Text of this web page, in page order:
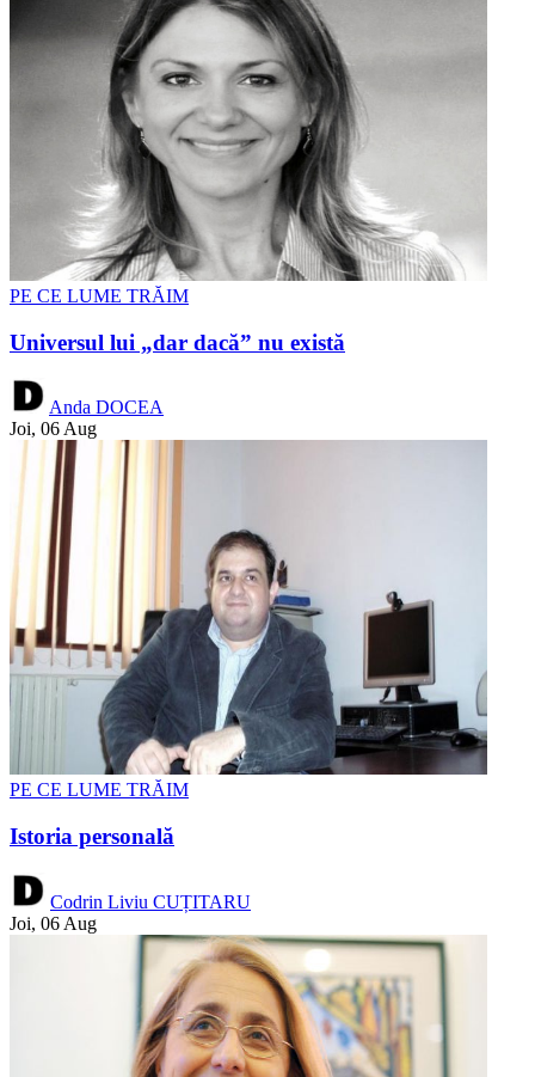
PE CE LUME TRĂIM
Universul lui „dar dacă” nu există
Anda DOCEA
Joi, 06 Aug
PE CE LUME TRĂIM
Istoria personală
Codrin Liviu CUȚITARU
Joi, 06 Aug